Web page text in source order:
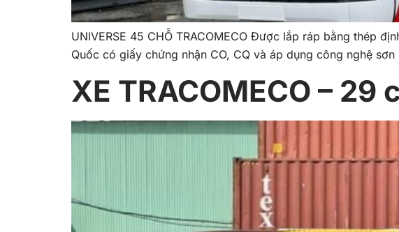
UNIVERSE 45 CHỖ TRACOMECO Được lắp ráp bằng thép
Quốc có giấy chứng nhận CO, CQ và áp dụng công nghệ
XE TRACOMECO – 29